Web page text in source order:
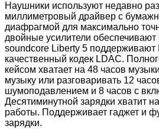
Наушники используют недавно
миллиметровый драйвер с
диафрагмой для максимально
двойные усилители
soundcore Liberty 5 поддерживают
качественный кодек LDAC.
кейсом хватает на 48 часов
музыку или разговаривать 12
шумоподавлением и 8 часов с
Десятиминутной зарядки хватит
работы. Поддерживает гаджет и
зарядки.